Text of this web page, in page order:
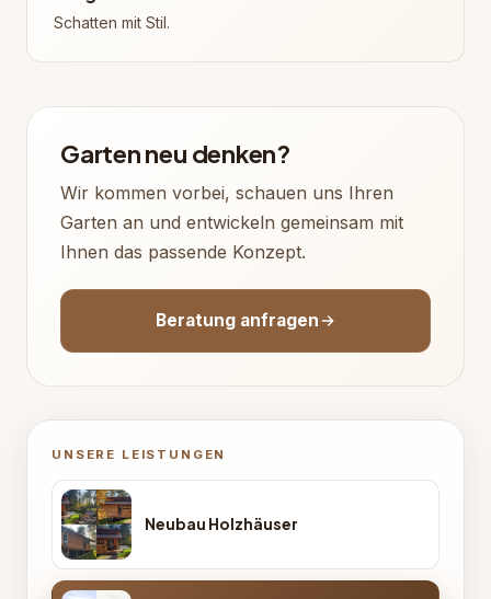
Schatten mit Stil.
Garten neu denken?
Wir kommen vorbei, schauen uns Ihren
Garten an und entwickeln gemeinsam mit
Ihnen das passende Konzept.
Beratung anfragen
UNSERE LEISTUNGEN
Neubau Holzhäuser